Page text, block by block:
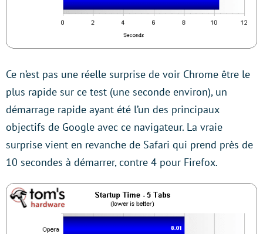
Ce n’est pas une réelle surprise de voir Chrome être le
plus rapide sur ce test (une seconde environ), un
démarrage rapide ayant été l’un des principaux
objectifs de Google avec ce navigateur. La vraie
surprise vient en revanche de Safari qui prend près de
10 secondes à démarrer, contre 4 pour Firefox.